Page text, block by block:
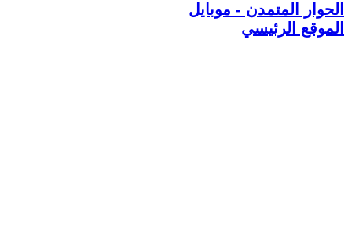
الحوار المتمدن - موبايل
الموقع الرئيسي